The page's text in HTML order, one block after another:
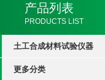
产品列表
PRODUCTS LIST
土工合成材料试验仪器
更多分类